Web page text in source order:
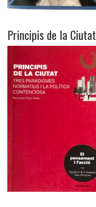
Principis de la Ciutat